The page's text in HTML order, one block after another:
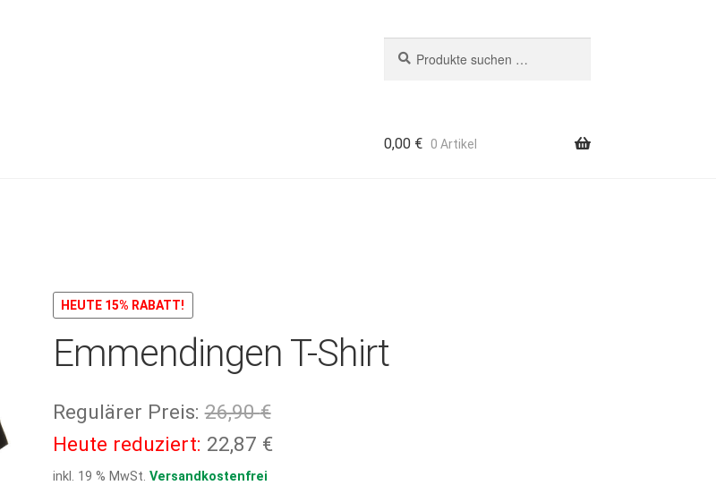
nach:
0,00 € 0 Artikel
HEUTE 15% RABATT!
Emmendingen T-Shirt
Regulärer Preis: 26,90€Ursprünglicher
Preis
Heute reduziert: 22,87 €Aktueller
inkl. 19 % MwSt. Versandkostenfrei